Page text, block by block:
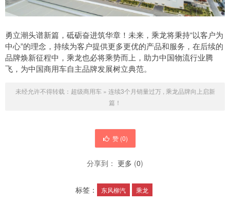
勇立潮头谱新篇，砥砺奋进筑华章！未来，乘龙将秉持“以客户为
中心”的理念，持续为客户提供更多更优的产品和服务，在后续的
品牌焕新征程中，乘龙也必将乘势而上，助力中国物流行业腾
飞，为中国商用车自主品牌发展树立典范。
未经允许不得转载： 超级商用车» 连续3个月销量过万 , 乘龙品牌向上启新
篇！
赞 (0)
分享到： 更多 (0)
标签： 东风柳汽 乘龙